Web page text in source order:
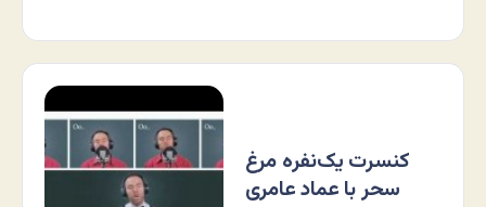
کنسرت یک‌نفره مرغ
سحر با عماد عامری